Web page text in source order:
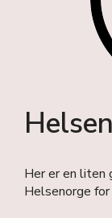
Her er en liten
Helsenorge